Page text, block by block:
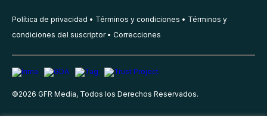
Política de privacidad Términos y condiciones
Términos y
condiciones del suscriptor
Correcciones
©2026 GFR Media, Todos los Derechos Reservados.